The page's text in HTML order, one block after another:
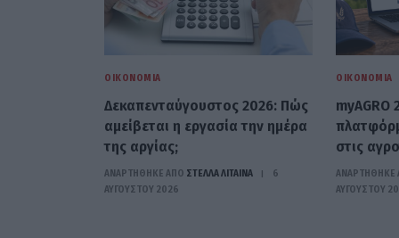
ΟΙΚΟΝΟΜΊΑ
Δεκαπενταύγουστος 2026: Πώς
αμείβεται η εργασία την ημέρα
της αργίας;
ΑΝΑΡΤΗΘΗΚΕ ΑΠΟ ΣΤΈΛΛΑ ΛΊΤΑΙΝΑ
6
ΑΥΓΟΎΣΤΟΥ 2026
ΟΙΚΟΝΟΜΊΑ
myAGRO
στις
ΑΝΑΡΤΗΘΗΚΕ
ΑΥΓΟΎΣΤΟΥ